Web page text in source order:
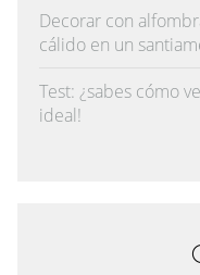
Decorar con
cálido en un
Test: ¿sabes cómo
ideal!